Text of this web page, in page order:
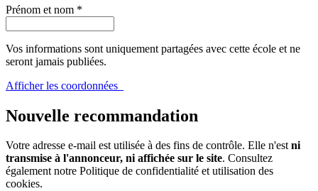
Prénom et nom *
Vos informations sont uniquement partagées avec cette école et ne
seront jamais publiées.
Afficher les coordonnées
Nouvelle recommandation
Votre adresse e-mail est utilisée à des fins de contrôle. Elle n'estni
transmise à l'annonceur, ni affichée sur le site. Consultez
également notre Politique de confidentialité et utilisation des
cookies.